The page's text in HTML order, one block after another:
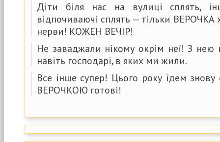
Діти біля нас на вулиці сплять,
відпочиваючі сплять — тільки ВЕРОЧКА
нерви! КОЖЕН ВЕЧІР!
Не заваджали нікому окрім неї! З нею
навіть господарі, в яких ми жили.
Все інше супер! Цього року їдем
ВЕРОЧКОЮ готові!